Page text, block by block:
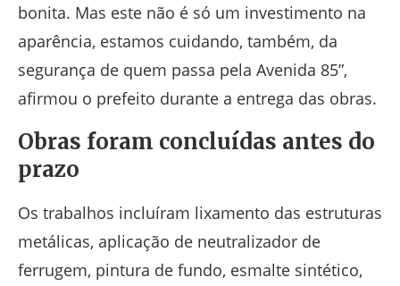
bonita. Mas este não é só um investimento na
aparência, estamos cuidando, também, da
segurança de quem passa pela Avenida 85”,
afirmou o prefeito durante a entrega das obras.
Obras foram concluídas antes do
prazo
Os trabalhos incluíram lixamento das estruturas
metálicas, aplicação de neutralizador de
ferrugem, pintura de fundo, esmalte sintético,